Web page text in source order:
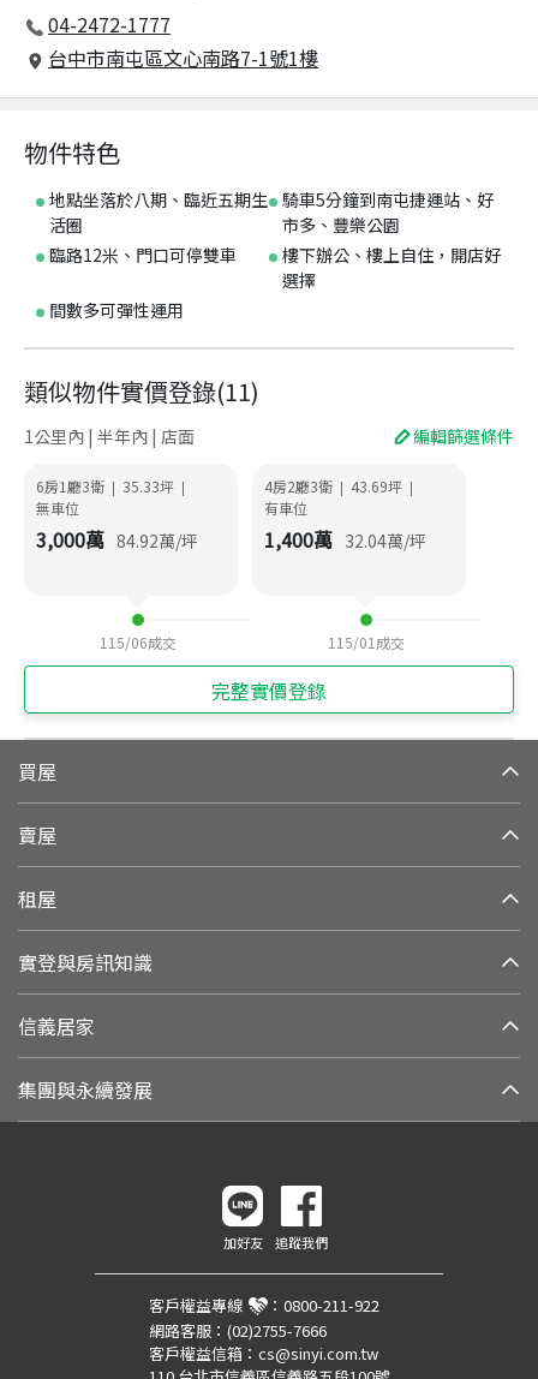
04-2472-1777
台中市南屯區文心南路7-1號1樓
物件特色
地點坐落於八期、臨近五期生
活圈
騎車5分鐘到南屯捷運站、好
市多、豐樂公園
臨路12米、門口可停雙車
樓下辦公、樓上自住，開店好
選擇
間數多可彈性運用
類似物件實價登錄(11)
1公里內 | 半年內 | 店面 編輯篩選條件
6房1廳3衛 | 35.33坪 |
無車位
3,000萬 84.92萬/坪
115/06成交
4房2廳3衛 | 43.69坪 |
有車位
1,400萬 32.04萬/坪
115/01 成交
完整實價登錄
買屋
賣屋
租屋
實登與房訊知識
信義居家
集團與永續發展
加好友 追蹤我們
客戶權益專線 ： 0800-211-922
網路客服： (02)2755-7666
客戶權益信箱： cs@sinyi.com.tw